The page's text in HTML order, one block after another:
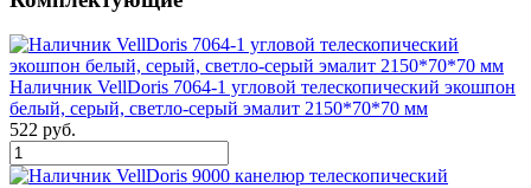
Наличник VellDoris 7064-1 угловой телескопический экошпон
белый, серый, светло-серый эмалит 2150*70*70 мм
522 руб.